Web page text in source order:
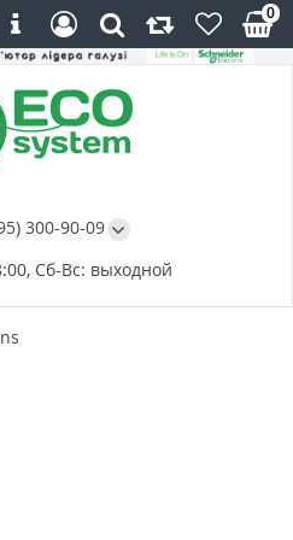
300-90-09
Сб-Вс: выходной
0